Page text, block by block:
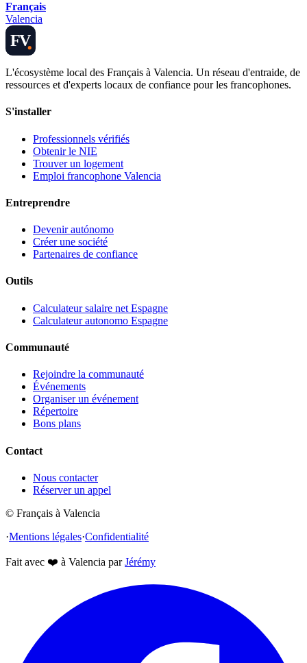
Français
Valencia
FV
L'écosystème local des Français à Valencia. Un réseau d'entraide, de
ressources et d'experts locaux de confiance pour les francophones.
S'installer
Professionnels vérifiés
Obtenir le NIE
Trouver un logement
Emploi francophone Valencia
Entreprendre
Devenir autónomo
Créer une société
Partenaires de confiance
Outils
Calculateur salaire net Espagne
Calculateur autonomo Espagne
Communauté
Rejoindre la communauté
Événements
Organiser un événement
Répertoire
Bons plans
Contact
Nous contacter
Réserver un appel
© Français à Valencia
·Mentions légales·Confidentialité
Fait avec ❤️ à Valencia par Jérémy